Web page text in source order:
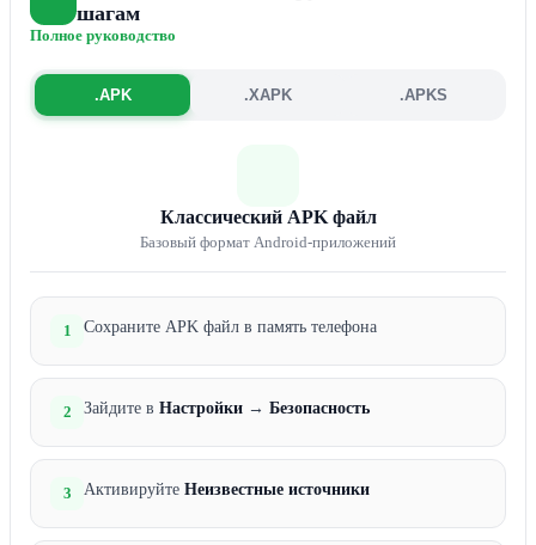
шагам
Полное руководство
.APK .XAPK .APKS
Классический APK файл
Базовый формат Android-приложений
1 Сохраните APK файл в память телефона
2 Зайдите в Настройки → Безопасность
3 Активируйте Неизвестные источники